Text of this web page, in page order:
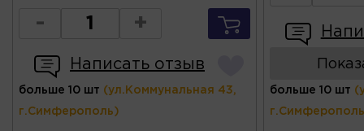
- +
Написать отзыв
больше 10 шт (ул.Коммунальная 43,
г.Симферополь)
больше 10 шт